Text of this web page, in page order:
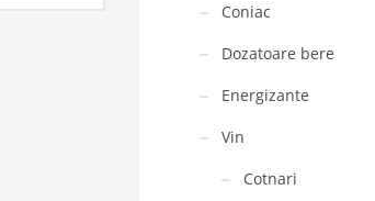
Coniac
Dozatoare bere
Energizante
Vin
Cotnari